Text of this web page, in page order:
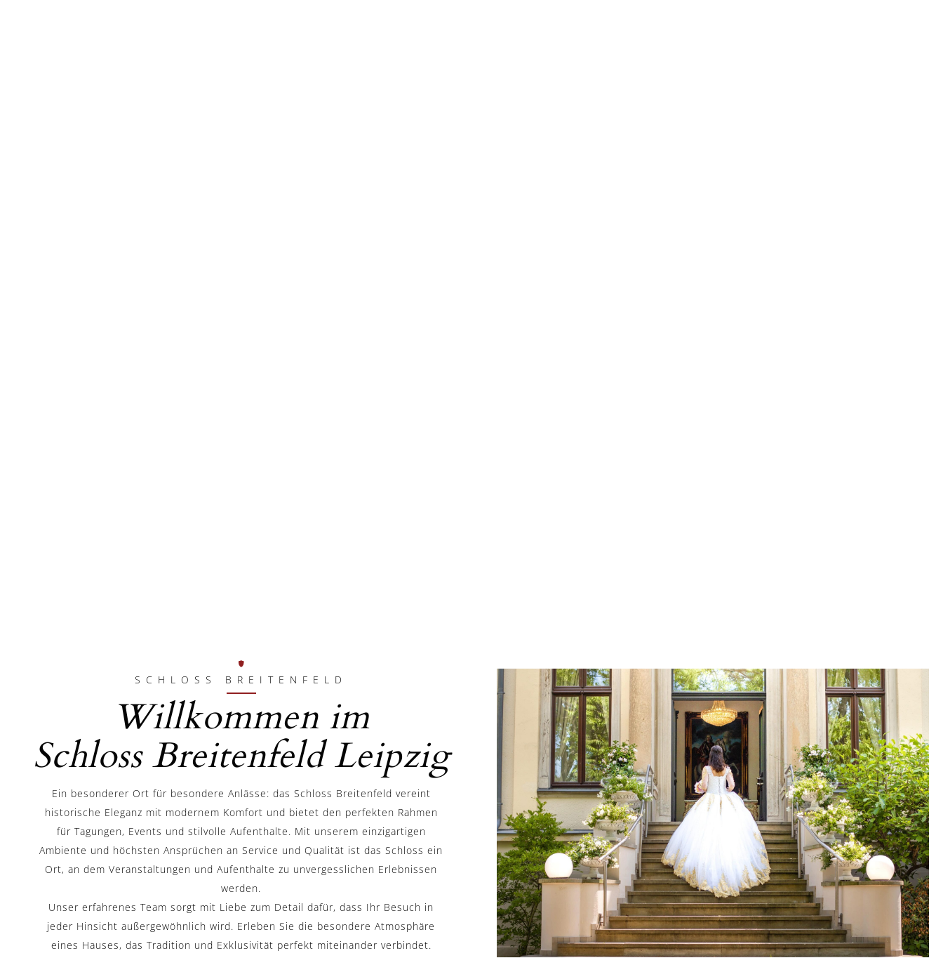
SCHLOSS BREITENFELD
Willkommen im
Schloss Breitenfeld Leipzig
Ein besonderer Ort für besondere Anlässe: das Schloss Breitenfeld vereint
historische Eleganz mit modernem Komfort und bietet den perfekten Rahmen
für Tagungen, Events und stilvolle Aufenthalte. Mit unserem einzigartigen
Ambiente und höchsten Ansprüchen an Service und Qualität ist das Schloss ein
Ort, an dem Veranstaltungen und Aufenthalte zu unvergesslichen Erlebnissen
werden.
Unser erfahrenes Team sorgt mit Liebe zum Detail dafür, dass Ihr Besuch in
jeder Hinsicht außergewöhnlich wird. Erleben Sie die besondere Atmosphäre
eines Hauses, das Tradition und Exklusivität perfekt miteinander verbindet.